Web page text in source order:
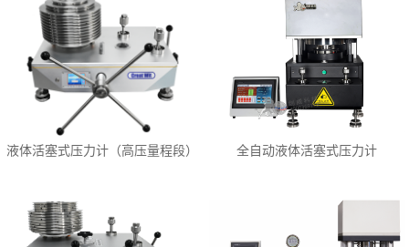
液体活塞式压力计（高压量程段） 全自动液体活塞式压力计